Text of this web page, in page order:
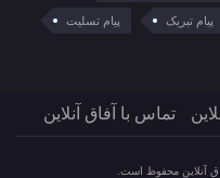
پیام تبریک پیام تسلیت
تماس با آفاق آنلاین
آنلاین محفوظ است.